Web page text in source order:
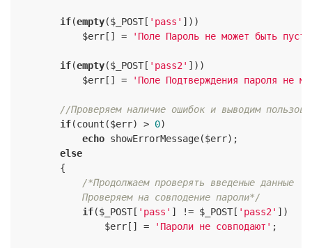
if(empty($_POST[ 'pass' ]))
            $err[] =
'Поле Пароль не может быть
if(empty($_POST[ 'pass2' ]))
            $err[] =
'Поле Подтверждения пароля не
//Проверяем наличие ошибок и выводим
if(count($err) > 0)
echo showErrorMessage($err);
else
        {
/*Продолжаем проверять введеные данные
            Проверяем на совподение пароли*/
if($_POST[ 'pass' ] != $_POST[ 'pass2' ])
                $err[] =
'Пароли не совподают' ;